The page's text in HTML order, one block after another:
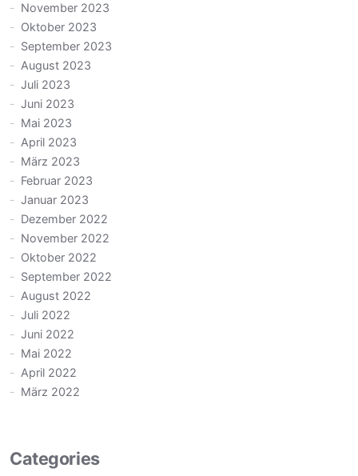
November 2023
Oktober 2023
September 2023
August 2023
Juli 2023
Juni 2023
Mai 2023
April 2023
März 2023
Februar 2023
Januar 2023
Dezember 2022
November 2022
Oktober 2022
September 2022
August 2022
Juli 2022
Juni 2022
Mai 2022
April 2022
März 2022
Categories